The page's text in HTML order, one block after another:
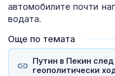
автомобилите почти
водата.
Още по темата
Путин в Пекин
геополитически